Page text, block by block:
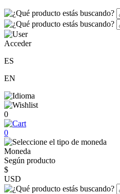
Acceder
ES
EN
0
0
Moneda
Según producto
$
USD